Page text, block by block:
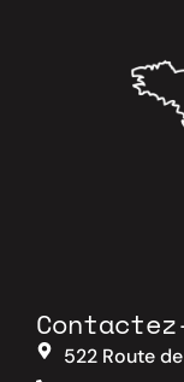
522 Route